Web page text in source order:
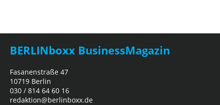
BERLINboxx BusinessMagazin
Fasanenstraße 47
10719 Berlin
030 / 814 64 60 16
redaktion@berlinboxx.de